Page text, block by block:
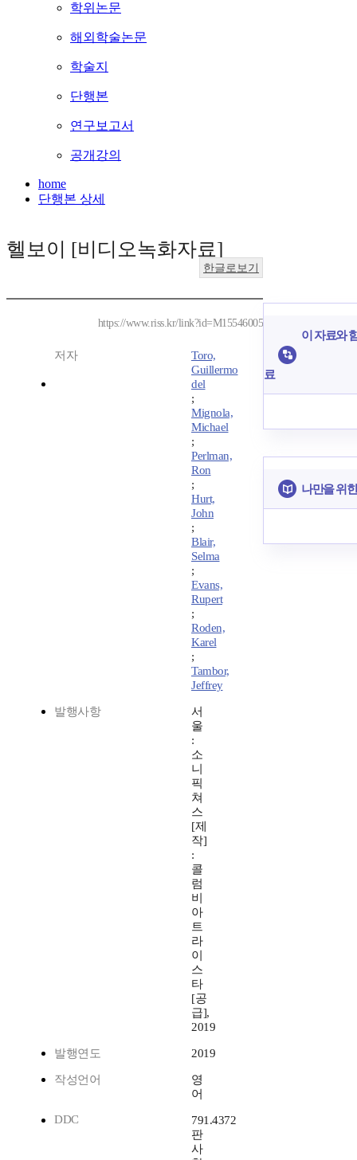
학위논문
해외학술논문
학술지
단행본
연구보고서
공개강의
home
단행본 상세
헬보이 [비디오녹화자료]
한글로보기
https://www.riss.kr/link?id=M15546005
저자
Toro,
Guillermo
del
;
Mignola,
Michael
;
Perlman,
Ron
;
Hurt,
John
;
Blair,
Selma
;
Evans,
Rupert
;
Roden,
Karel
;
Tambor,
Jeffrey
발행사항
서
울
:
소
니
픽
쳐
스
[제
작]
:
콜
럼
비
아
트
라
이
스
타
[공
급],
2019
발행연도 2019
작성언어
영
어
DDC
791.4372
판
사
이 자료와
료
나만을 위